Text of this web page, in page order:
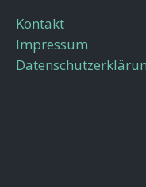
Kontakt
Impressum